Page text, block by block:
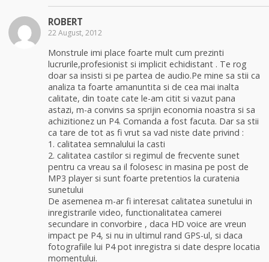
ROBERT
22 August, 2012
Monstrule imi place foarte mult cum prezinti
lucrurile,profesionist si implicit echidistant . Te rog
doar sa insisti si pe partea de audio.Pe mine sa stii ca
analiza ta foarte amanuntita si de cea mai inalta
calitate, din toate cate le-am citit si vazut pana
astazi, m-a convins sa sprijin economia noastra si sa
achizitionez un P4. Comanda a fost facuta. Dar sa stii
ca tare de tot as fi vrut sa vad niste date privind :
1. calitatea semnalului la casti
2. calitatea castilor si regimul de frecvente sunet
pentru ca vreau sa il folosesc in masina pe post de
MP3 player si sunt foarte pretentios la curatenia
sunetului
De asemenea m-ar fi interesat calitatea sunetului in
inregistrarile video, functionalitatea camerei
secundare in convorbire , daca HD voice are vreun
impact pe P4, si nu in ultimul rand GPS-ul, si daca
fotografiile lui P4 pot inregistra si date despre locatia
momentului.